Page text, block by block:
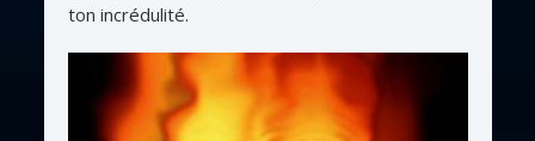
ton incrédulité.